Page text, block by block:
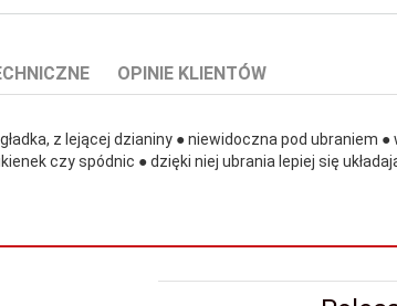
OPINIE KLIENTÓW
z lejącej dzianiny ● niewidoczna pod ubraniem
czy spódnic ● dzięki niej ubrania lepiej się